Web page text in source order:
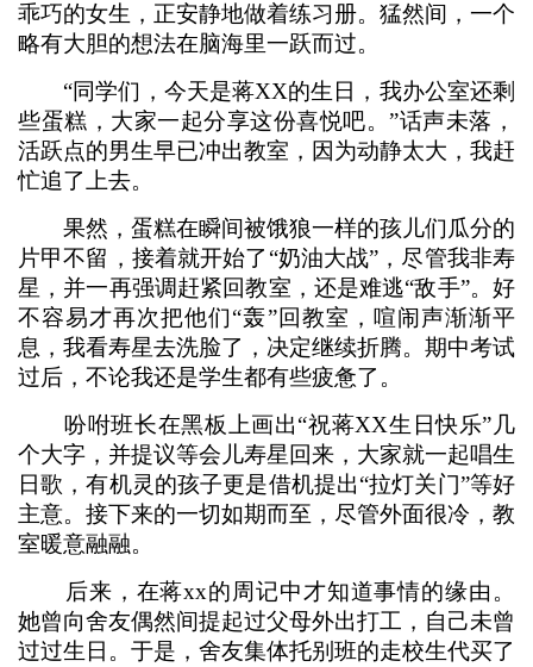
乖巧的女生，正安静地做着练习册。猛然间，一个
略有大胆的想法在脑海里一跃而过。
“同学们，今天是蒋XX的生日，我办公室还剩
些蛋糕，大家一起分享这份喜悦吧。”话声未落，
活跃点的男生早已冲出教室，因为动静太大，我赶
忙追了上去。
果然，蛋糕在瞬间被饿狼一样的孩儿们瓜分的
片甲不留，接着就开始了“奶油大战”，尽管我非寿
星，并一再强调赶紧回教室，还是难逃“敌手”。好
不容易才再次把他们“轰”回教室，喧闹声渐渐平
息，我看寿星去洗脸了，决定继续折腾。期中考试
过后，不论我还是学生都有些疲惫了。
吩咐班长在黑板上画出“祝蒋XX生日快乐”几
个大字，并提议等会儿寿星回来，大家就一起唱生
日歌，有机灵的孩子更是借机提出“拉灯关门”等好
主意。接下来的一切如期而至，尽管外面很冷，教
室暖意融融。
后来，在蒋xx的周记中才知道事情的缘由。
她曾向舍友偶然间提起过父母外出打工，自己未曾
过过生日。于是，舍友集体托别班的走校生代买了